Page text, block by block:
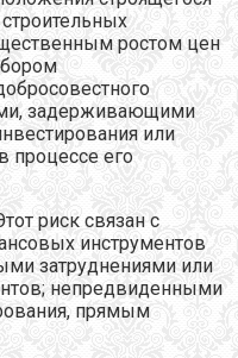
ростом цен
задерживающими
или
его
риск связан с
инструментов
затруднениями или
непредвиденными
прямым